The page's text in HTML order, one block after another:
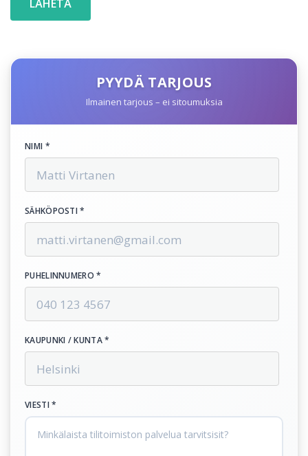
PYYDÄ TARJOUS
Ilmainen tarjous – ei sitoumuksia
NIMI *
SÄHKÖPOSTI *
PUHELINNUMERO *
KAUPUNKI / KUNTA *
VIESTI *